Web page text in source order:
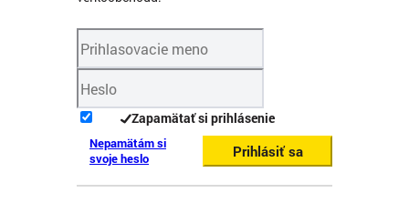
Zapamätať si prihlásenie
Nepamätám si
svoje heslo
Prihlásiť sa